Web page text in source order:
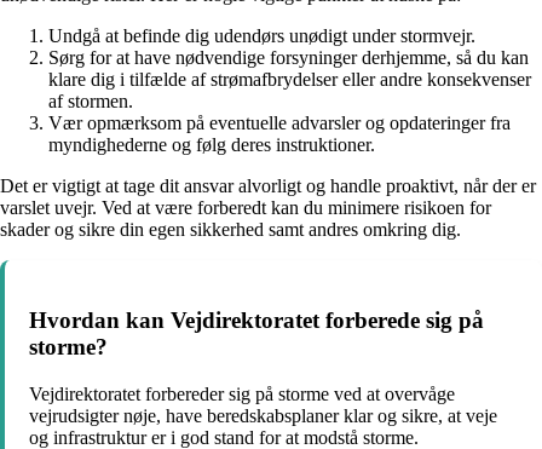
Undgå at befinde dig udendørs unødigt under stormvejr.
Sørg for at have nødvendige forsyninger derhjemme, så du kan
klare dig i tilfælde af strømafbrydelser eller andre konsekvenser
af stormen.
Vær opmærksom på eventuelle advarsler og opdateringer fra
myndighederne og følg deres instruktioner.
Det er vigtigt at tage dit ansvar alvorligt og handle proaktivt, når der er
varslet uvejr. Ved at være forberedt kan du minimere risikoen for
skader og sikre din egen sikkerhed samt andres omkring dig.
Hvordan kan Vejdirektoratet forberede sig på
storme?
Vejdirektoratet forbereder sig på storme ved at overvåge
vejrudsigter nøje, have beredskabsplaner klar og sikre, at veje
og infrastruktur er i god stand for at modstå storme.